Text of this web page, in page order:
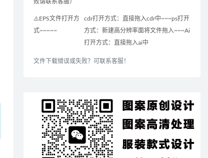
败请联系客服）
⚠️EPS文件打开方
式~~~~~
cdr打开方式：直接拖入cdr中~~~ps打开
方式：新建高分辨率面将文件拖入~~~Ai
打开方式：直接拖入ai中
文件下载错误或失败？可联系客服！